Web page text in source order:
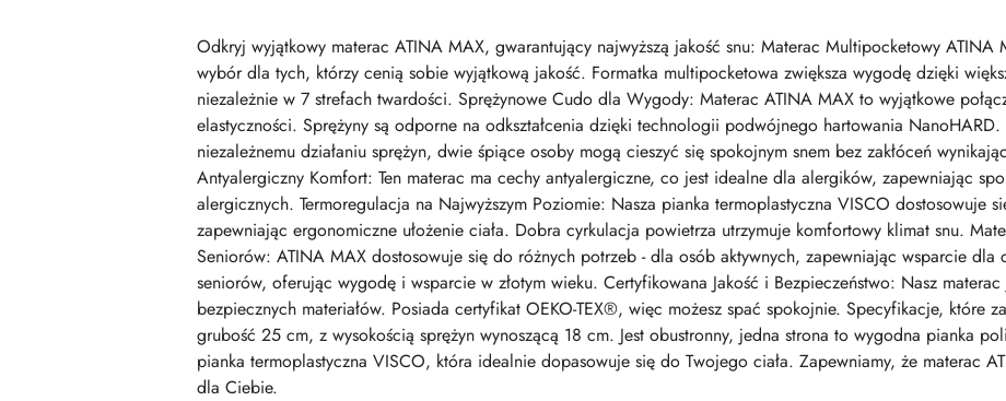
Odkryj wyjątkowy materac ATINA MAX, gwarantujący najwyższą jakość snu: Materac Multipocketowy ATINA
wybór dla tych, którzy cenią sobie wyjątkową jakość. Formatka multipocketowa zwiększa wygodę dzięki
niezależnie w 7 strefach twardości. Sprężynowe Cudo dla Wygody: Materac ATINA MAX to wyjątkowe
elastyczności. Sprężyny są odporne na odkształcenia dzięki technologii podwójnego hartowania
niezależnemu działaniu sprężyn, dwie śpiące osoby mogą cieszyć się spokojnym snem bez zakłóceń
Antyalergiczny Komfort: Ten materac ma cechy antyalergiczne, co jest idealne dla alergików, zapewniając
alergicznych. Termoregulacja na Najwyższym Poziomie: Nasza pianka termoplastyczna VISCO dostosowuje
zapewniając ergonomiczne ułożenie ciała. Dobra cyrkulacja powietrza utrzymuje komfortowy klimat snu.
Seniorów: ATINA MAX dostosowuje się do różnych potrzeb - dla osób aktywnych, zapewniając wsparcie dla
seniorów, oferując wygodę i wsparcie w złotym wieku. Certyfikowana Jakość i Bezpieczeństwo: Nasz
bezpiecznych materiałów. Posiada certyfikat OEKO-TEX®, więc możesz spać spokojnie. Specyfikacje, które
grubość 25 cm, z wysokością sprężyn wynoszącą 18 cm. Jest obustronny, jedna strona to wygodna pianka
pianka termoplastyczna VISCO, która idealnie dopasowuje się do Twojego ciała. Zapewniamy, że materac
dla Ciebie.